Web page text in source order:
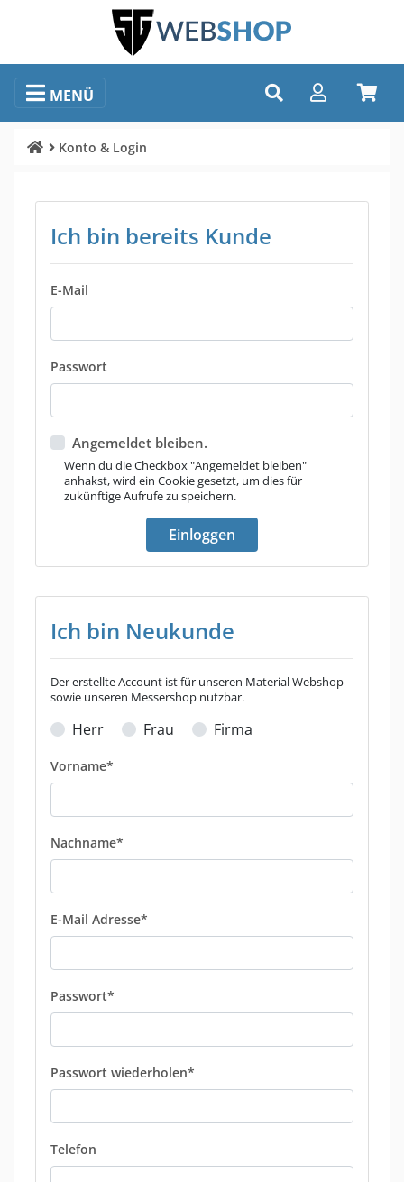
MENÜ
Konto & Login
Ich bin bereits Kunde
E-Mail
Passwort
Angemeldet bleiben.
Wenn du die Checkbox "Angemeldet bleiben"
anhakst, wird ein Cookie gesetzt, um dies für
zukünftige Aufrufe zu speichern.
Ich bin Neukunde
Der erstellte Account ist für unseren Material Webshop
sowie unseren Messershop nutzbar.
Herr Frau Firma
Vorname*
Nachname*
E-Mail Adresse*
Passwort*
Passwort wiederholen*
Telefon